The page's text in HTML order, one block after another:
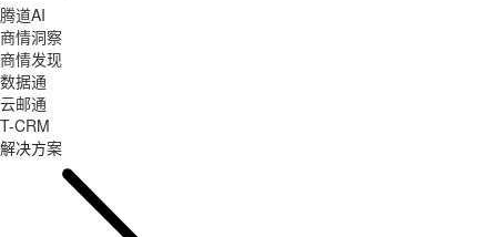
腾道AI
商情洞察
商情发现
数据通
云邮通
T-CRM
解决方案